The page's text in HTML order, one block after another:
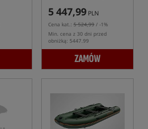
5 447,99 PLN
Cena kat.: 5 524,99 / -1%
Min. cena z 30 dni przed
obniżką: 5447.99
ZAMÓW